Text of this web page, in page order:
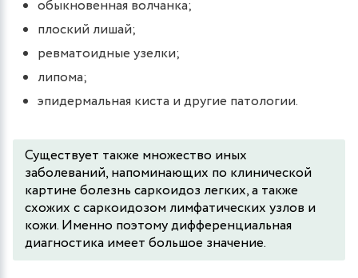
обыкновенная волчанка;
плоский лишай;
ревматоидные узелки;
липома;
эпидермальная киста и другие патологии.
Существует также множество иных
заболеваний, напоминающих по клинической
картине болезнь саркоидоз легких, а также
схожих с саркоидозом лимфатических узлов и
кожи. Именно поэтому дифференциальная
диагностика имеет большое значение.